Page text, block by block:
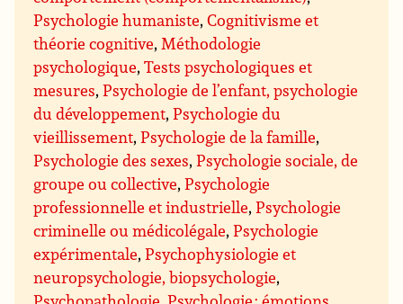
Psychologie humaniste,Cognitivisme et
théorie cognitive,Méthodologie
psychologique,Tests psychologiques et
mesures,Psychologie de l’enfant, psychologie
du développement,Psychologie du
vieillissement,Psychologie de la famille,
Psychologie des sexes,Psychologie sociale, de
groupe ou collective,Psychologie
professionnelle et industrielle,Psychologie
criminelle ou médicolégale,Psychologie
expérimentale,Psychophysiologie et
neuropsychologie, biopsychologie,